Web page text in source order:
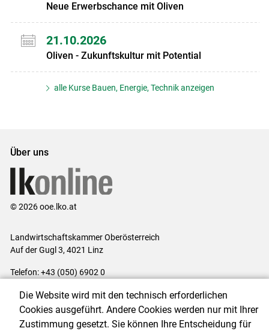
Neue Erwerbschance mit Oliven
21.10.2026
Oliven - Zukunftskultur mit Potential
alle Kurse Bauen, Energie, Technik anzeigen
Über uns
© 2026 ooe.lko.at
Landwirtschaftskammer Oberösterreich
Auf der Gugl 3, 4021 Linz
Telefon: +43 (050) 6902 0
Impressum|Kontakt|Gewinnspiele|Datenschutzerklärung |
Barrierefreiheit
Cookie-Einstellungen
Die Website wird mit den technisch erforderlichen
Cookies ausgeführt. Andere Cookies werden nur mit Ihrer
Zustimmung gesetzt. Sie können Ihre Entscheidung für